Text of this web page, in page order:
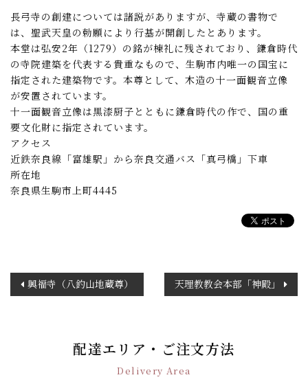
長弓寺の創建については諸説がありますが、寺蔵の書物で
は、聖武天皇の勅願により行基が開創したとあります。
本堂は弘安2年（1279）の銘が棟礼に残されており、鎌倉時代
の寺院建築を代表する貴重なもので、生駒市内唯一の国宝に
指定された建築物です。本尊として、木造の十一面観音立像
が安置されています。
十一面観音立像は黒漆厨子とともに鎌倉時代の作で、国の重
要文化財に指定されています。
アクセス
近鉄奈良線「富雄駅」から奈良交通バス「真弓橋」下車
所在地
奈良県生駒市上町4445
稿
興福寺（八釣山地蔵尊） 天理教教会本部「神殿」
配達エリア・ご注文方法
Delivery Area